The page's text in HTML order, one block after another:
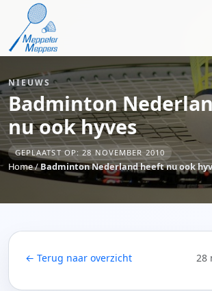
NIEUWS
Badminton
nu ook hyves
GEPLAATST OP: 28 NOVEMBER 2010
Home/Badminton Nederland heeft nu ook
← Terug naar overzicht 28